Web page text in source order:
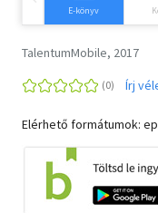
E-könyv
TalentumMobile, 2017
Írj
Elérhető formátumok: